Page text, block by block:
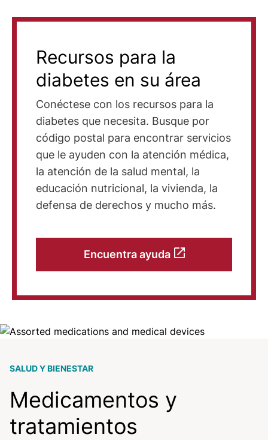
Recursos para la
diabetes en su área
Conéctese con los recursos para la
diabetes que necesita. Busque por
código postal para encontrar servicios
que le ayuden con la atención médica,
la atención de la salud mental, la
educación nutricional, la vivienda, la
defensa de derechos y mucho más.
Encuentra ayuda
SALUD Y BIENESTAR
Medicamentos y
tratamientos
Image